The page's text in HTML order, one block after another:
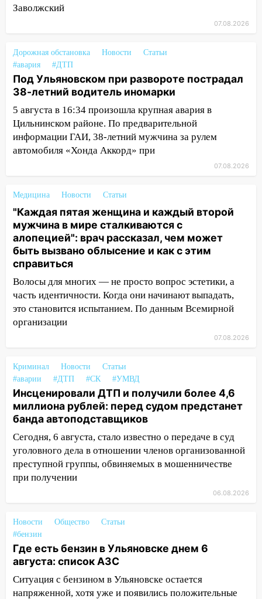
15:08 В Кузоватово после прокурорской
14:40 На проспекте Гая в Ульяновске
запретили остановку автомобилей на
50-метровом участке
большой фестиваль «Наше время» с
мотофристайлом и концертом
«Мураками»
Жару смоет ливнями: прогноз
выходные 8-9 августа
13:30 В Ульяновске транспортные
полицейские проведут акцию «Час
пассажира»
13:20 В Ульяновске за один день
обокрали женщину на пляже и
подростка в сквере
13:01 В Димитровграде мужчина
выбросил из машины страйкбольную
гранату: его задержали
надвигается сильнейшая непогода: град
и шквал до 27 м/с
12:31 Ульяновец хотел купить иномарку
из Европы и потерял 760 тысяч рублей
12:20
В Чердаклинском районе
столкнулись «Лада» и Chevrolet:
пострадал 14-летний подросток
12:00 Где есть бензин в Ульяновске 7
11:50
Заснул рядом с ребёнком и
случайно задушил его: суд вынес
приговор
11:38 В Ленинском районе пожар
полностью уничтожил дачный дом и
сарай
Заволжский
07.08.2026
Дорожная обстановка Новости
Статьи
#авария
#ДТП
Под Ульяновском при развороте пострадал
38-летний водитель иномарки
5 августа в 16:34 произошла крупная авария в
Цильнинском районе. По предварительной
информации ГАИ, 38-летний мужчина за рулем
автомобиля «Хонда Аккорд» при
07.08.2026
Медицина Новости Статьи
"Каждая пятая женщина и каждый второй
мужчина в мире сталкиваются с
алопецией": врач рассказал, чем может
быть вызвано облысение и как с этим
справиться
Волосы для многих — не просто вопрос эстетики, а
часть идентичности. Когда они начинают выпадать,
это становится испытанием. По данным Всемирной
организации
07.08.2026
Криминал Новости
Статьи
#аварии
#ДТП #СК #УМВД
Инсценировали ДТП и получили более 4,6
миллиона рублей: перед судом предстанет
банда автоподставщиков
Сегодня, 6 августа, стало известно о передаче в суд
уголовного дела в отношении членов организованной
преступной группы, обвиняемых в мошенничестве
при получении
06.08.2026
Новости Общество
Статьи
#бензин
Где есть бензин в Ульяновске днем 6
августа: список АЗС
Ситуация с бензином в Ульяновске остается
напряженной, хотя уже и появились положительные